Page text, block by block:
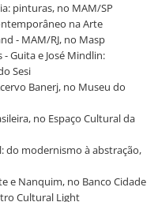
pinturas, no MAM/SP
na Arte
- MAM/RJ, no Masp
- Guita e José Mindlin:
Sesi
Banerj, no Museu do
no Espaço Cultural da
do modernismo à abstração,
e Nanquim, no Banco Cidade
Cultural Light